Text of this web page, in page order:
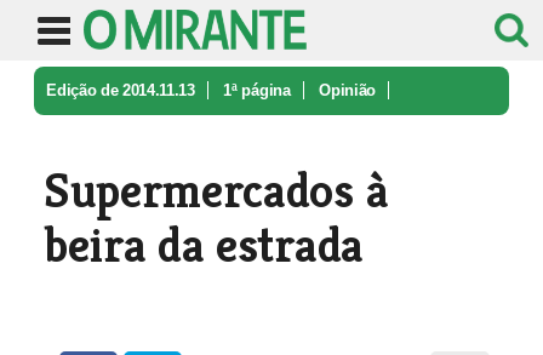
Edição de 2014.11.13 1ª página Opinião
Supermercados à
beira da estrada